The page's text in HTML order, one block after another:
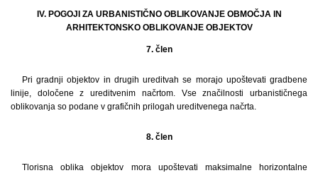
IV. POGOJI ZA URBANISTIČNO OBLIKOVANJE OBMOČJA IN
ARHITEKTONSKO OBLIKOVANJE OBJEKTOV
7. člen
Pri gradnji objektov in drugih ureditvah se morajo upoštevati gradbene
linije, določene z ureditvenim načrtom. Vse značilnosti urbanističnega
oblikovanja so podane v grafičnih prilogah ureditvenega načrta.
8. člen
Tlorisna oblika objektov mora upoštevati maksimalne horizontalne